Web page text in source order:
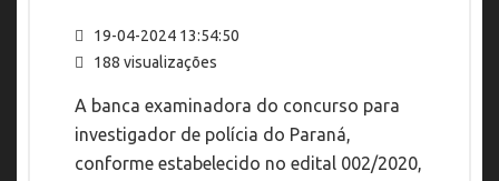
19-04-2024 13:54:50
188 visualizações
A banca examinadora do concurso para
investigador de polícia do Paraná,
conforme estabelecido no edital 002/2020,